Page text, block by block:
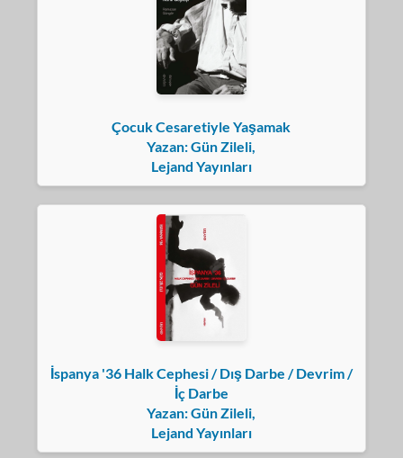
Çocuk Cesaretiyle Yaşamak
Yazan: Gün Zileli,
Lejand Yayınları
İspanya '36 Halk Cephesi / Dış Darbe / Devrim /
İç Darbe
Yazan: Gün Zileli,
Lejand Yayınları